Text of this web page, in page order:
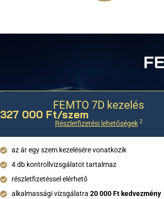
FEMTO 7D kezelés
327 000 Ft/szem
Részletfizetési lehetőségek 2
az ár egy szem kezelésére vonatkozik​
4 db kontrollvizsgálatot tartalmaz
részletfizetéssel elérhető
alkalmassági vizsgálatra 20 000 Ft kedvezmény